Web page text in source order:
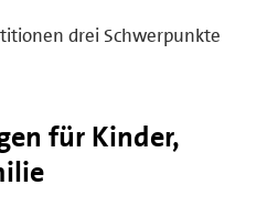
drei Schwerpunkte
für Kinder,